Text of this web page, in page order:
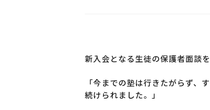
新入会となる生徒の保護者面談
「今までの塾は行きたがらず
続けられました。」